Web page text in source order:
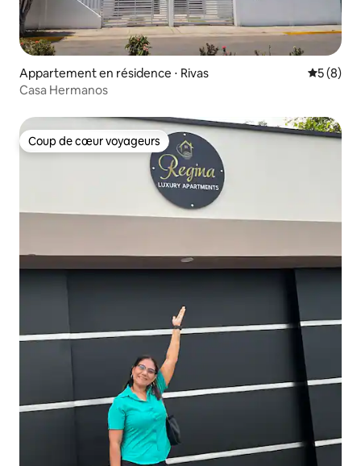
Appartement en résidence ⋅ Rivas
5 (8)
Casa Hermanos
Coup de cœur voyageurs
Coup de cœur voyageurs